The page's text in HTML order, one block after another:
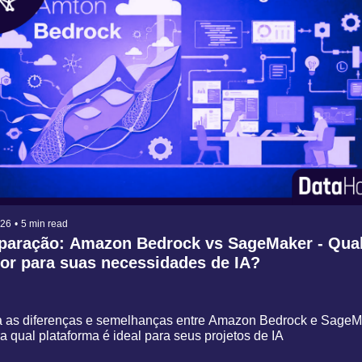
• 5 min read
Amazon Bedrock vs SageMaker -
para suas necessidades de IA?
as diferenças e semelhanças entre Amazon Bedrock e
qual plataforma é ideal para seus projetos de IA